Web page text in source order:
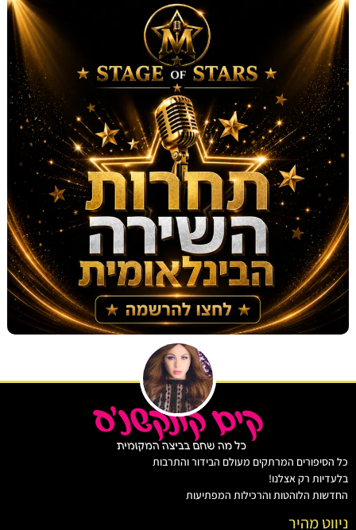
המרתקים מעולם הבידור והתרבות
רק אצלנו!
הלוהטות והרכילות המפתיעות
מהיר